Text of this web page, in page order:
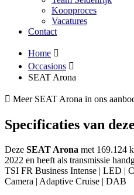
Koopproces
Vacatures
Contact
Home
Occasions
SEAT Arona
Meer SEAT Arona in ons
Specificaties van
Deze SEAT Arona met 169.124
2022 en heeft als transmissie
TSI FR Business Intense | LED |
Camera | Adaptive Cruise | DAB